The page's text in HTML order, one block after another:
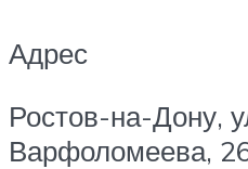
Адрес
Ростов-на-Дону,
Варфоломеева,